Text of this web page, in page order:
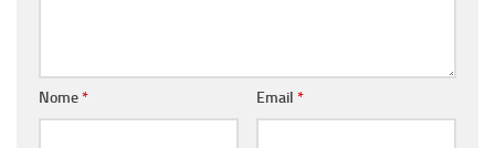
Nome* Email *